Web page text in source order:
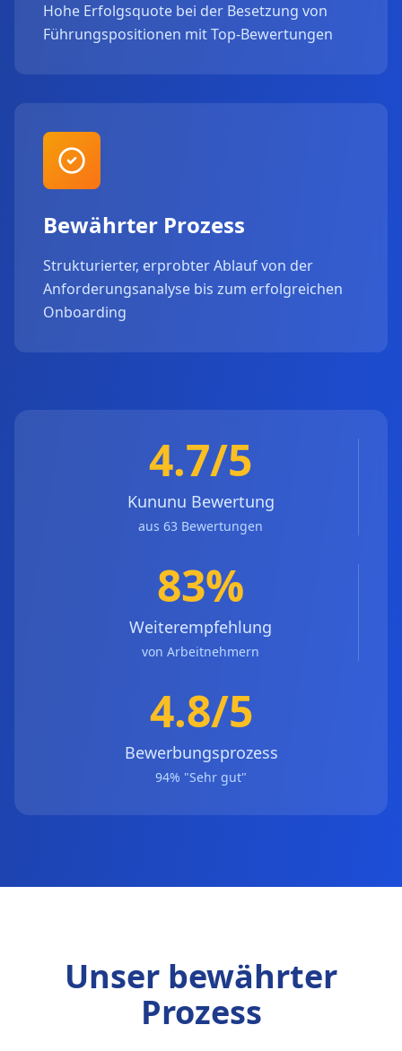
Hohe Erfolgsquote bei der Besetzung von
Führungspositionen mit Top-Bewertungen
Bewährter Prozess
Strukturierter, erprobter Ablauf von der
Anforderungsanalyse bis zum erfolgreichen
Onboarding
4.7/5
Kununu Bewertung
aus 63 Bewertungen
83%
Weiterempfehlung
von Arbeitnehmern
4.8/5
Bewerbungsprozess
94% "Sehr gut"
Unser bewährter
Prozess